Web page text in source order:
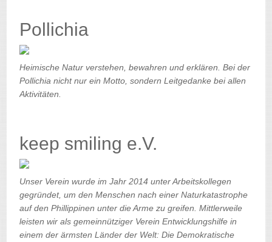
Pollichia
Heimische Natur verstehen, bewahren und erklären. Bei der
Pollichia nicht nur ein Motto, sondern Leitgedanke bei allen
Aktivitäten.
keep smiling e.V.
Unser Verein wurde im Jahr 2014 unter Arbeitskollegen
gegründet, um den Menschen nach einer Naturkatastrophe
auf den Phillippinen unter die Arme zu greifen. Mittlerweile
leisten wir als gemeinnütziger Verein Entwicklungshilfe in
einem der ärmsten Länder der Welt: Die Demokratische